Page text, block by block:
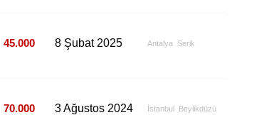
45.000 8 Şubat 2025 Antalya Serik
70.000 3 Ağustos 2024 İstanbul Beylikdüzü